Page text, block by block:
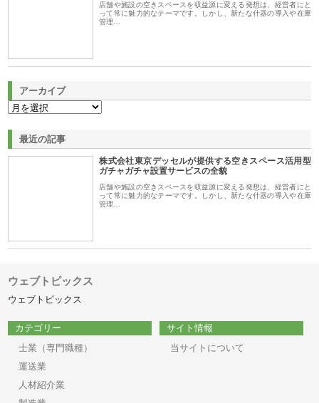
店舗や施設の空きスペースを収益源に変える発想は、経営者にと
って常に魅力的なテーマです。しかし、新たな什器の導入や在庫
管理…
アーカイブ
最近の記事
株式会社東京デッセルが提供する空きスペース活用型
ガチャガチャ設置サービスの全貌
店舗や施設の空きスペースを収益源に変える発想は、経営者にと
って常に魅力的なテーマです。しかし、新たな什器の導入や在庫
管理…
ウェブトピックス
ウェブトピックス
カテゴリー
士業（専門職種）
運送業
人材紹介業
サイト情報
当サイトについて